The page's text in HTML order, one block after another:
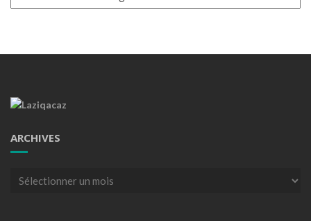
ARCHIVES
Archives